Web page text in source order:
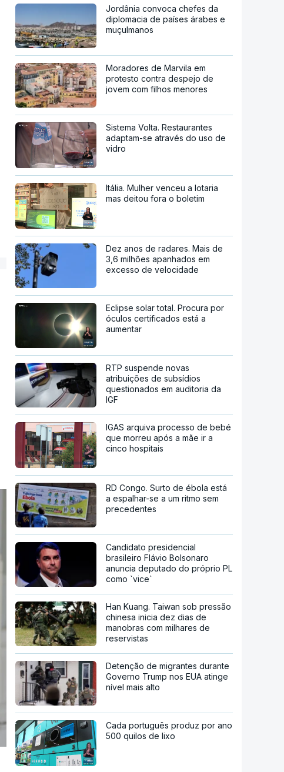
Jordânia convoca chefes da
diplomacia de países árabes e
muçulmanos
Moradores de Marvila em
protesto contra despejo de
jovem com filhos menores
Sistema Volta. Restaurantes
adaptam-se através do uso de
vidro
Itália. Mulher venceu a lotaria
mas deitou fora o boletim
Dez anos de radares. Mais de
3,6 milhões apanhados em
excesso de velocidade
Eclipse solar total. Procura por
óculos certificados está a
aumentar
RTP suspende novas
atribuições de subsídios
questionados em auditoria da
IGF
IGAS arquiva processo de bebé
que morreu após a mãe ir a
cinco hospitais
RD Congo. Surto de ébola está
a espalhar-se a um ritmo sem
precedentes
Candidato presidencial
brasileiro Flávio Bolsonaro
anuncia deputado do próprio PL
como `vice`
Han Kuang. Taiwan sob pressão
chinesa inicia dez dias de
manobras com milhares de
reservistas
Detenção de migrantes durante
Governo Trump nos EUA atinge
nível mais alto
Cada português produz por ano
500 quilos de lixo